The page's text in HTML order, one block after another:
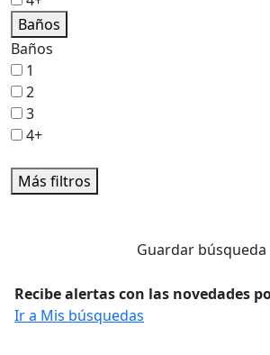
Baños
Baños
1
2
3
4+
Más filtros
Guardar búsqueda
Recibe alertas con las novedades
Ir a Mis búsquedas